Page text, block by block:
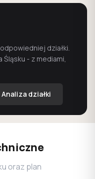
działki.
Śląsku - z mediami,
Analiza działki
oraz plan